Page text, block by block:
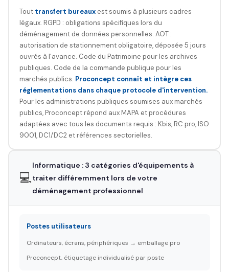
Tout transfert bureauxest soumis à plusieurs cadres
légaux. RGPD : obligations spécifiques lors du
déménagement de données personnelles. AOT :
autorisation de stationnement obligatoire, déposée 5 jours
ouvrés à l'avance. Code du Patrimoine pour les archives
publiques. Code de la commande publique pour les
marchés publics. Proconcept connaît et intègre ces
réglementations dans chaque protocole d'intervention.
Pour les administrations publiques soumises aux marchés
publics, Proconcept répond aux MAPA et procédures
adaptées avec tous les documents requis : Kbis, RC pro, ISO
9001, DC1/DC2 et références sectorielles.
💻
Informatique : 3 catégories d'équipements à
traiter différemment lors de votre
déménagement professionnel
Postes utilisateurs
Ordinateurs, écrans, périphériques → emballage pro
Proconcept, étiquetage individualisé par poste